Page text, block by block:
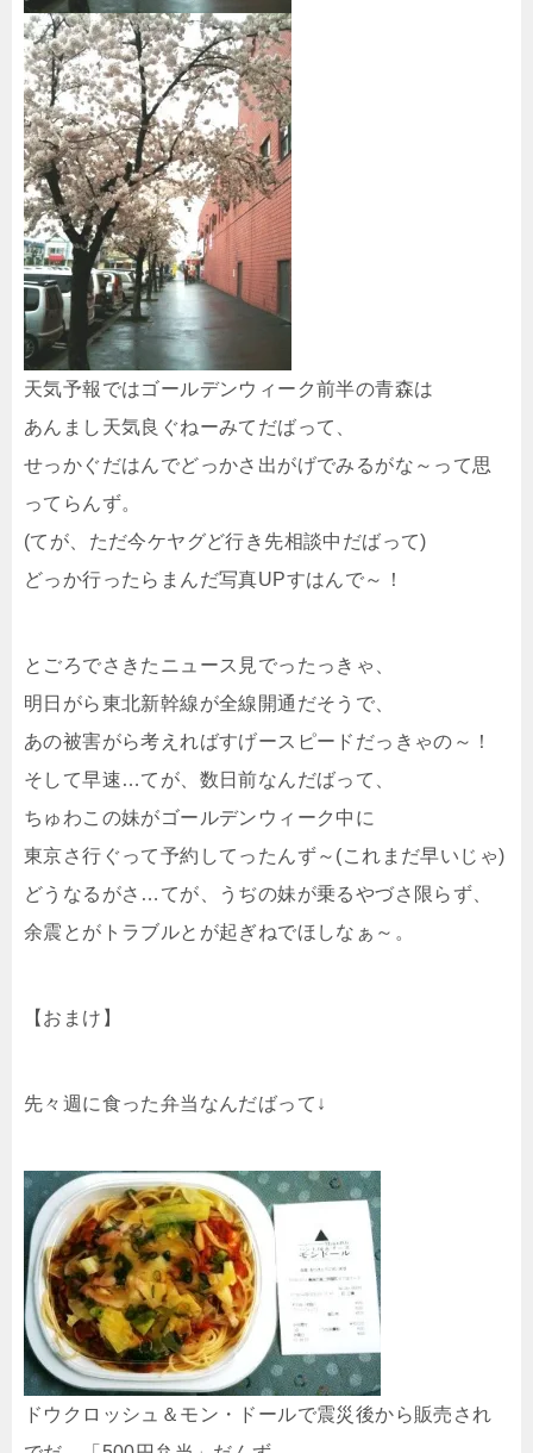
天気予報ではゴールデンウィーク前半の青森は
あんまし天気良ぐねーみてだばって、
せっかぐだはんでどっかさ出がげでみるがな～って思
ってらんず。
(てが、ただ今ケヤグど行き先相談中だばって)
どっか行ったらまんだ写真UPすはんで～！
とごろでさきたニュース見でったっきゃ、
明日がら東北新幹線が全線開通だそうで、
あの被害がら考えればすげースピードだっきゃの～！
そして早速…てが、数日前なんだばって、
ちゅわこの妹がゴールデンウィーク中に
東京さ行ぐって予約してったんず～(これまだ早いじゃ)
どうなるがさ…てが、うぢの妹が乗るやづさ限らず、
余震とがトラブルとが起ぎねでほしなぁ～。
【おまけ】
先々週に食った弁当なんだばって↓
ドウクロッシュ＆モン・ドールで震災後から販売され